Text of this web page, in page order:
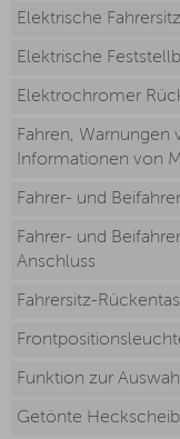
Elektrische
Elektrische
Elektrochromer
Fahren, Warnungen
Informationen von
Fahrer- und
Fahrer- und
Anschluss
Fahrersitz-
Funktion zur
Getönte